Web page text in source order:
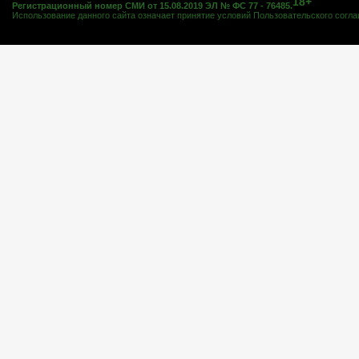
Регистрационный номер СМИ от 15.08.2019 ЭЛ № ФС 77 - 76485.
Использование данного сайта означает принятие условий Пользовательского